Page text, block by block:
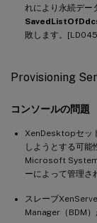
れにより永続デー
敗します。
Provisioning
コンソールの問題
XenDesktopセッ
しようとする可能
Microsoft
ーによって管理さ
スレーブ
Manager（BDM